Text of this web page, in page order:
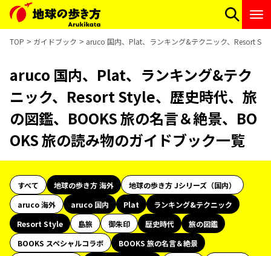
TOP ガイドブック aruco 国内、Plat、ランキング&テクニック、Resort
aruco 国内、Plat、ランキング&テク
ニック、Resort Style、歴史時代、旅
の図鑑、BOOKS 旅の名言＆絶景、BO
OKS 旅の読み物のガイドブック一覧
すべて 地球の歩き方 海外
地球の歩き方 Jシリーズ（国内）
aruco 海外
aruco 国内 Plat
ランキング&テクニック
Resort Style
島旅 御朱印 歴史時代
旅の図鑑
BOOKS スペシャルコラボ
BOOKS 旅の名言＆絶景